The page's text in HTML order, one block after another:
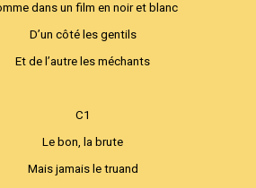
dans un film en noir et blanc
D’un côté les gentils
Et de l’autre les méchants
C1
Le bon, la brute
Mais jamais le truand